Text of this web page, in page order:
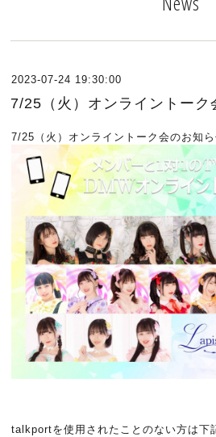
2023-07-24 19:30:00
7/25（火）オンライントーク
7/25（火）オンライントーク会のお知ら
talkportを使用されたことのない方は下